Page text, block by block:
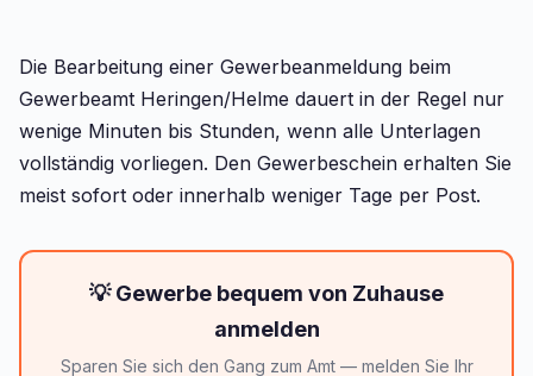
Die Bearbeitung einer Gewerbeanmeldung beim
Gewerbeamt Heringen/Helme dauert in der Regel nur
wenige Minuten bis Stunden, wenn alle Unterlagen
vollständig vorliegen. Den Gewerbeschein erhalten Sie
meist sofort oder innerhalb weniger Tage per Post.
💡 Gewerbe bequem von Zuhause
anmelden
Sparen Sie sich den Gang zum Amt — melden Sie Ihr